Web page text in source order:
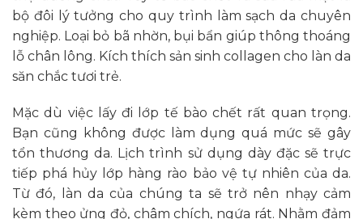
bộ đôi lý tưởng cho quy trình làm sạch da chuyên
nghiệp. Loại bỏ bã nhờn, bụi bẩn giúp thông thoáng
lỗ chân lông. Kích thích sản sinh collagen cho làn da
săn chắc tươi trẻ.
Mặc dù việc lấy đi lớp tế bào chết rất quan trọng.
Bạn cũng không được làm dụng quá mức sẽ gây
tổn thương da. Lịch trình sử dụng dày đặc sẽ trực
tiếp phá hủy lớp hàng rào bảo vệ tự nhiên của da.
Từ đó, làn da của chúng ta sẽ trở nên nhạy cảm
kèm theo ửng đỏ, châm chích, ngứa rát. Nhằm đảm